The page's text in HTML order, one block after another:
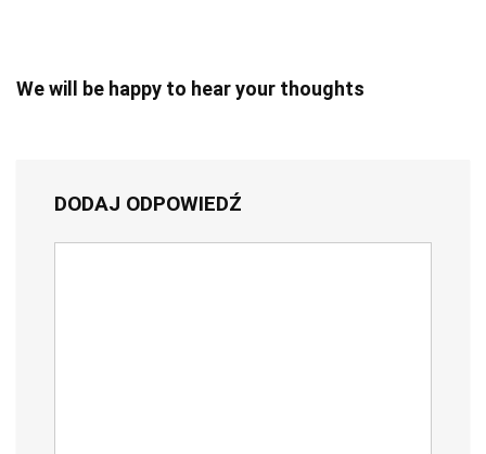
We will be happy to hear your thoughts
DODAJ ODPOWIEDŹ